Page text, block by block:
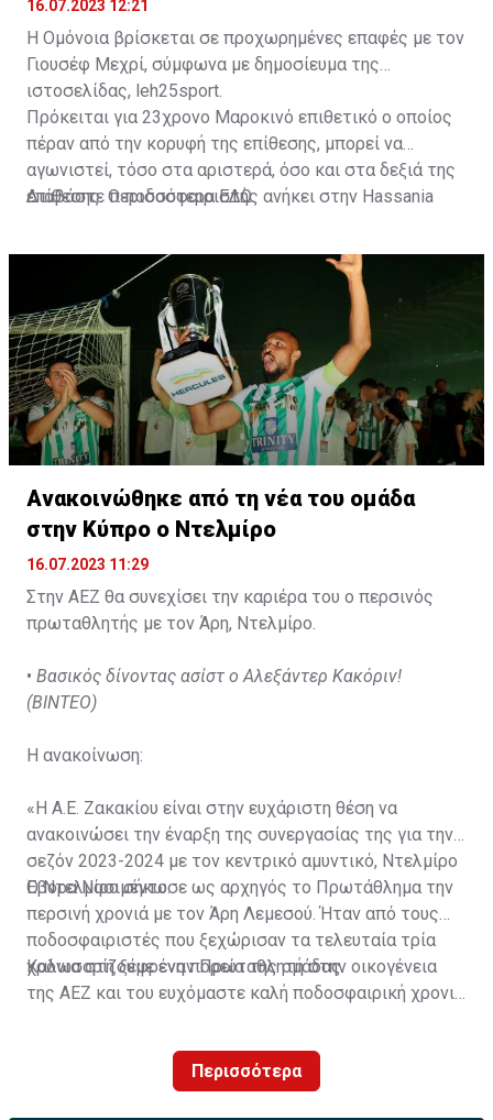
16.07.2023 12:21
Η Ομόνοια βρίσκεται σε προχωρημένες επαφές με τον
Γιουσέφ Μεχρί, σύμφωνα με δημοσίευμα της
ιστοσελίδας, leh25sport.
Πρόκειται για 23χρονο Μαροκινό επιθετικό ο οποίος
πέραν από την κορυφή της επίθεσης, μπορεί να
αγωνιστεί, τόσο στα αριστερά, όσο και στα δεξιά της
επίθεσης. Ο ποδοσφαιριστής ανήκει στην Hassania
2026.
Διαβάστε περισσότεραΕΔΩ.
Ανακοινώθηκε από τη νέα του ομάδα
στην Κύπρο ο Ντελμίρο
16.07.2023 11:29
Στην ΑΕΖ θα συνεχίσει την καριέρα του ο περσινός
πρωταθλητής με τον Άρη, Ντελμίρο.
• Βασικός δίνοντας ασίστ ο Αλεξάντερ Κακόριν!
(ΒΙΝΤΕΟ)
Η ανακοίνωση:
«Η Α.Ε. Ζακακίου είναι στην ευχάριστη θέση να
ανακοινώσει την έναρξη της συνεργασίας της για την
σεζόν 2023-2024 με τον κεντρικό αμυντικό, Ντελμίρο
Έβορα Νασιμέντο.
Ο Ντελμίρο σήκωσε ως αρχηγός το Πρωτάθλημα την
περσινή χρονιά με τον Άρη Λεμεσού. Ήταν από τους
ποδοσφαιριστές που ξεχώρισαν τα τελευταία τρία
χρόνια στη ξέφρενη πορεία της ομάδας.
Καλωσορίζουμε έναν Πρωταθλητή στην οικογένεια
της ΑΕΖ και του ευχόμαστε καλή ποδοσφαιρική χρονιά
Περισσότερα